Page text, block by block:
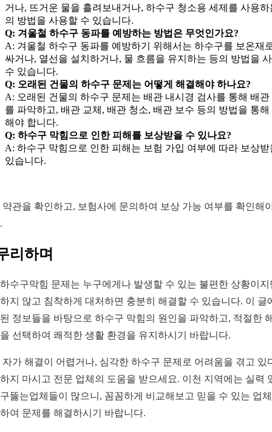
거나, 뜨거운 물을 흘려보내거나, 하수구 청소용 세제를 사용하
의 방법을 사용할 수 있습니다.
Q: 겨울철 하수구 동파를 예방하는 방법은 무엇인가요?
A: 겨울철 하수구 동파를 예방하기 위해서는 하수구를 보온재
싸거나, 열선을 설치하거나, 물 흐름을 유지하는 등의 방법을
수 있습니다.
Q: 오래된 건물의 하수구 문제는 어떻게 해결해야 하나요?
A: 오래된 건물의 하수구 문제는 배관 내시경 검사를 통해 배관
를 파악하고, 배관 교체, 배관 청소, 배관 보수 등의 방법을 통해
해야 합니다.
Q: 하수구 막힘으로 인한 피해를 보상받을 수 있나요?
A: 하수구 막힘으로 인한 피해는 보험 가입 여부에 따라 보상받
있습니다.
약관을 확인하고, 보험사에 문의하여 보상 가능 여부를 확인해
리하며
수구막힘 문제는 누구에게나 발생할 수 있는 불편한 상황이지
지 않고 침착하게 대처하면 충분히 해결할 수 있습니다. 이 글
정보들을 바탕으로 하수구 막힘의 원인을 파악하고, 적절한
선택하여 쾌적한 생활 환경을 유지하시기 바랍니다.
자가 해결이 어렵거나, 심각한 하수구 문제로 어려움을 겪고 있
지 마시고 전문 업체의 도움을 받으세요. 이천 지역에는 실력
뚫는업체들이 많으니, 꼼꼼하게 비교해보고 믿을 수 있는 업
여 문제를 해결하시기 바랍니다.